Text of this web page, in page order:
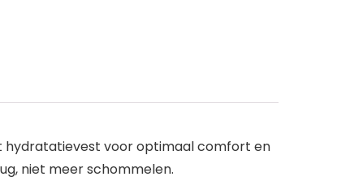
hydratatievest voor optimaal comfort en
niet meer schommelen.